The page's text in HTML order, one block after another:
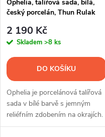
p
r
o
d
u
p
r
o
d
u
Ophelia, talířová sada, bílá,
český porcelán, Thun Rulak
2 190 Kč
Skladem >8 ks
DO KOŠÍKU
Ophelia je porcelánová talířová
sada v bílé barvě s jemným
reliéfním zdobením na okrajích.
Souprava obsahuje 18 ks talířů.